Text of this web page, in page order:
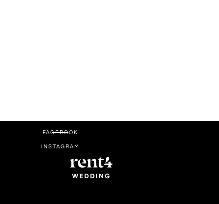
FACEBOOK
INSTAGRAM